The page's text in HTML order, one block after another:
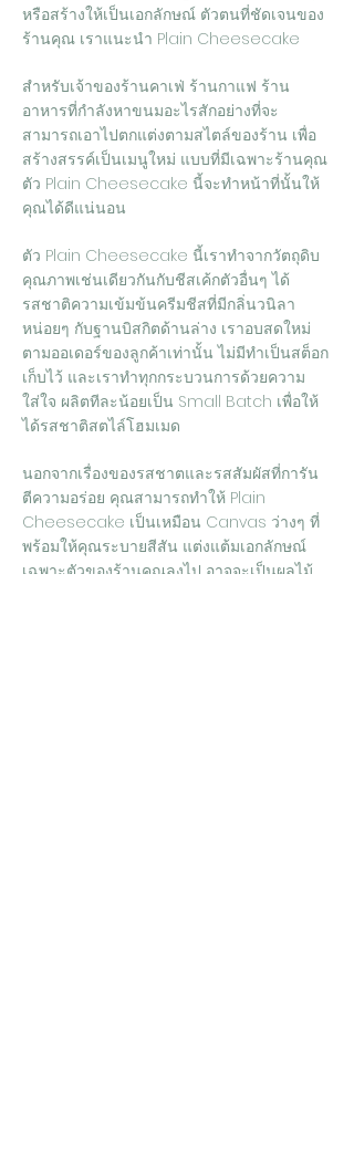
หรือสร้างให้เป็นเอกลักษณ์ ตัวตนที่ชัดเจนของ
ร้านคุณ เราแนะนำ Plain Cheesecake
สำหรับเจ้าของร้านคาเฟ่ ร้านกาแฟ ร้าน
อาหารที่กำลังหาขนมอะไรสักอย่างที่จะ
สามารถเอาไปตกแต่งตามสไตล์ของร้าน เพื่อ
สร้างสรรค์เป็นเมนูใหม่ แบบที่มีเฉพาะร้านคุณ
ตัว Plain Cheesecake นี้จะทำหน้าที่นั้นให้
คุณได้ดีแน่นอน
ตัว Plain Cheesecake นี้เราทำจากวัตถุดิบ
คุณภาพเช่นเดียวกันกับชีสเค้กตัวอื่นๆ ได้
รสชาติความเข้มข้นครีมชีสที่มีกลิ่นวนิลา
หน่อยๆ กับฐานบิสกิตด้านล่าง เราอบสดใหม่
ตามออเดอร์ของลูกค้าเท่านั้น ไม่มีทำเป็นสต็อก
เก็บไว้ และเราทำทุกกระบวนการด้วยความ
ใส่ใจ ผลิตทีละน้อยเป็น Small Batch เพื่อให้
ได้รสชาติสตไล์โฮมเมด
นอกจากเรื่องของรสชาตและรสสัมผัสที่การัน
ตีความอร่อย คุณสามารถทำให้ Plain
Cheesecake เป็นเหมือน Canvas ว่างๆ ที่
พร้อมให้คุณระบายสีสัน แต่งแต้มเอกลักษณ์
เฉพาะตัวของร้านคุณลงไป อาจจะเป็นผลไม้